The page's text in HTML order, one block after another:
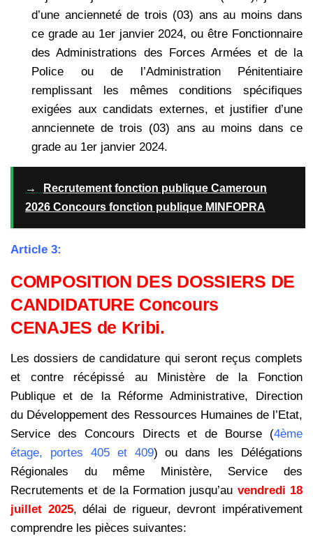
d’une ancienneté de trois (03) ans au moins dans
ce grade au 1er janvier 2024, ou être Fonctionnaire
des Administrations des Forces Armées et de la
Police ou de l’Administration Pénitentiaire
remplissant les mêmesconditions spécifiques
exigées aux candidats externes, et justifier d’une
annciennete de trois (03) ans au moins dans ce
grade au 1er janvier 2024.
→
Recrutement fonction publique Cameroun
2026 Concours fonction publique MINFOPRA
Article 3:
COMPOSITION DES DOSSIERS DE
CANDIDATURE Concours
CENAJES de Kribi.
Les dossiers de candidature qui seront reçus complets
et contre récépissé au Ministère de la Fonction
Publique et de la Réforme Administrative, Direction
du Développement des Ressources Humaines de l’Etat,
Service des Concours Directs etde Bourse (4ème
étage, portes 405 et 409) ou dans les Délégations
Régionales du même Ministère, Service des
Recrutements et de la Formation jusqu’au vendredi 18
juillet 2025, délai de rigueur, devront impérativement
comprendre les pièces suivantes: